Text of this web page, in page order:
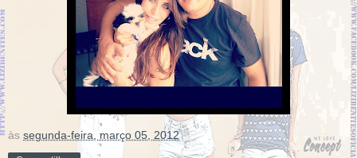
às segunda-feira, março 05, 2012